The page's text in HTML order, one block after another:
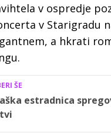
v ospredje
v Starigradu
a hkrati
ŠE
estradnica